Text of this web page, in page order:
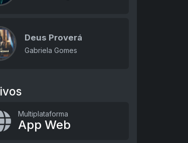
Deus Proverá
Gabriela Gomes
Multiplataforma
App Web